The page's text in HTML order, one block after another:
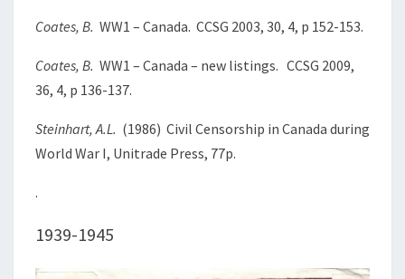
Coates, B. WW1 – Canada. CCSG 2003, 30, 4, p 152-153.
Coates, B. WW1 – Canada – new listings. CCSG 2009,
36, 4, p 136-137.
Steinhart, A.L. (1986) Civil Censorship in Canada during
World War I, Unitrade Press, 77p.
.
1939-1945